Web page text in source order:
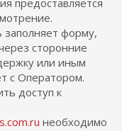
предоставляется
форму,
сторонние
или иным
с Оператором.
доступ к
необходимо